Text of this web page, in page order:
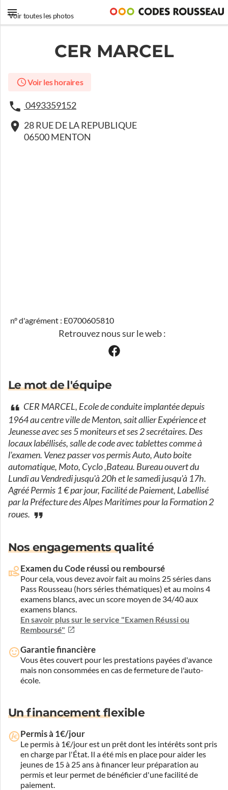
Voir toutes les photos
CER MARCEL
Voir les horaires
0493359152
28 RUE DE LA REPUBLIQUE
06500 MENTON
n° d'agrément : E0700605810
Retrouvez nous sur le web :
Le mot de l'équipe
CER MARCEL, Ecole de conduite implantée depuis
1964 au centre ville de Menton, sait allier Expérience et
Jeunesse avec ses 5 moniteurs et ses 2 secrétaires. Des
locaux labéllisés, salle de code avec tablettes comme à
l'examen. Venez passer vos permis Auto, Auto boite
automatique, Moto, Cyclo ,Bateau. Bureau ouvert du
Lundi au Vendredi jusqu'à 20h et le samedi jusqu'à 17h.
Agréé Permis 1 € par jour, Facilité de Paiement, Labellisé
par la Préfecture des Alpes Maritimes pour la Formation 2
roues.
Nos engagements qualité
Examen du Code réussi ou remboursé
Pour cela, vous devez avoir fait au moins 25 séries dans
Pass Rousseau (hors séries thématiques) et au moins 4
examens blancs, avec un score moyen de 34/40 aux
examens blancs.
En savoir plus sur le service "Examen Réussi ou
Remboursé"
Garantie financière
Vous êtes couvert pour les prestations payées d'avance
mais non consommées en cas de fermeture de l'auto-
école.
Un financement flexible
Permis à 1€/jour
Le permis à 1€/jour est un prêt dont les intérêts sont pris
en charge par l'État. Il a été mis en place pour aider les
jeunes de 15 à 25 ans à financer leur préparation au
permis et leur permet de bénéficier d'une facilité de
paiement.